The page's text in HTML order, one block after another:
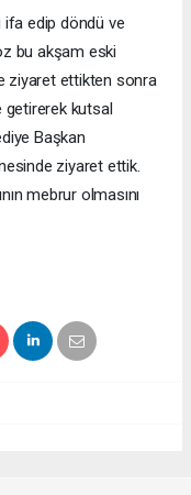
edip döndü ve
bu akşam eski
ziyaret ettikten sonra
getirerek kutsal
Başkan
ziyaret ettik.
mebrur olmasını